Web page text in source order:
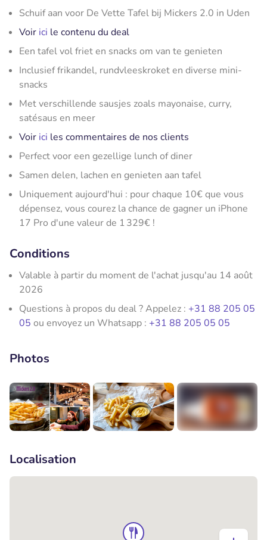
Schuif aan voor De Vette Tafel bij Mickers 2.0 in Uden
Voir ici le contenu du deal
Een tafel vol friet en snacks om van te genieten
Inclusief frikandel, rundvleeskroket en diverse mini-
snacks
Met verschillende sausjes zoals mayonaise, curry,
satésaus en meer
Voir ici les commentaires de nos clients
Perfect voor een gezellige lunch of diner
Samen delen, lachen en genieten aan tafel
Uniquement aujourd'hui : pour chaque 10€ que vous
dépensez, vous courez la chance de gagner un iPhone
17 Pro d'une valeur de 1 329€ !
Conditions
Valable à partir du moment de l'achat jusqu'au 14 août
2026
Questions à propos du deal ? Appelez : +31 88 205 05
05 ou envoyez un Whatsapp : +31 88 205 05 05
Photos
Localisation